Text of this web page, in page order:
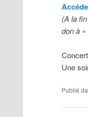
(A la
don à
Une
Publié